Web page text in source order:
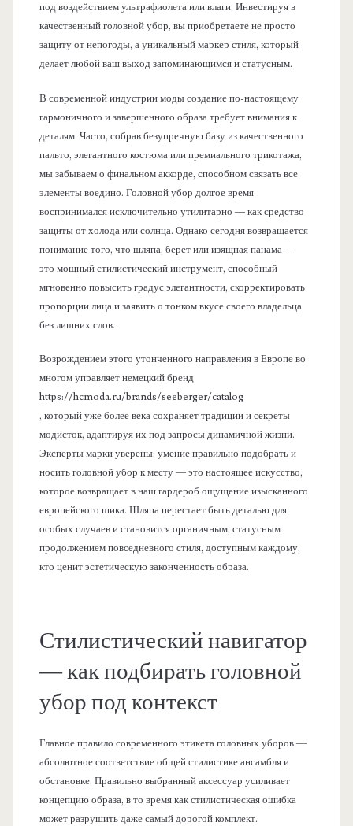
под воздействием ультрафиолета или влаги. Инвестируя в
качественный головной убор, вы приобретаете не просто
защиту от непогоды, а уникальный маркер стиля, который
делает любой ваш выход запоминающимся и статусным.
В современной индустрии моды создание по-настоящему
гармоничного и завершенного образа требует внимания к
деталям. Часто, собрав безупречную базу из качественного
пальто, элегантного костюма или премиального трикотажа,
мы забываем о финальном аккорде, способном связать все
элементы воедино. Головной убор долгое время
воспринимался исключительно утилитарно — как средство
защиты от холода или солнца. Однако сегодня возвращается
понимание того, что шляпа, берет или изящная панама —
это мощный стилистический инструмент, способный
мгновенно повысить градус элегантности, скорректировать
пропорции лица и заявить о тонком вкусе своего владельца
без лишних слов.
Возрождением этого утонченного направления в Европе во
многом управляет немецкий бренд
https://hcmoda.ru/brands/seeberger/catalog
, который уже более века сохраняет традиции и секреты
модисток, адаптируя их под запросы динамичной жизни.
Эксперты марки уверены: умение правильно подобрать и
носить головной убор к месту — это настоящее искусство,
которое возвращает в наш гардероб ощущение изысканного
европейского шика. Шляпа перестает быть деталью для
особых случаев и становится органичным, статусным
продолжением повседневного стиля, доступным каждому,
кто ценит эстетическую законченность образа.
Стилистический навигатор
— как подбирать головной
убор под контекст
Главное правило современного этикета головных уборов —
абсолютное соответствие общей стилистике ансамбля и
обстановке. Правильно выбранный аксессуар усиливает
концепцию образа, в то время как стилистическая ошибка
может разрушить даже самый дорогой комплект.